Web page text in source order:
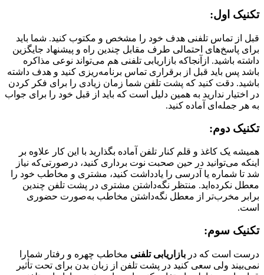
تکنیک اول:
قبل از تماس تلفنی هدف خود را مشخص و مکتوب کنید. شما باید
برای پاسخ‌های احتمالی طرف مقابل چندین راه و پیشنهاد جایگزین
داشته باشید. ازآنجاکه بازاریابی تلفنی هم می‌تواند نوعی مذاکره
باشد پس باید قبل از برقراری تماس برنامه‌ریزی کنید و هدف داشته
باشید. دقت کنید که پشت تلفن شما زمان زیادی را برای فکر کردن
در اختیار ندارید به همین دلیل است که باید از قبل خود را برای جواب
به هر جمله‌ای آماده کنید.
تکنیک دوم:
همیشه یک کاغذ و قلم کنار تلفن آماده بگذارید با این کار علاوه بر
اینکه می‌توانید در حین صحبت نوت برداری کنید، درصورتی‌که نیاز
شد تا شماره یا آدرسی را یادداشت کنید، مشتری و مخاطب خود را
معطل نکرده‌اید. منتظر نگه‌داشتن مشتری در پشت تلفن چندین
برابر مخرب‌تر از معطل نگه‌داشتن مخاطب به‌صورت حضوری
است.
تکنیک سوم:
درست است که در بازاریابی تلفنی مخاطب چهره و رفتار شمارا
نمی‌بیند ولی سعی کنید در پشت تلفن از زبان بدن برای تحت تأثیر